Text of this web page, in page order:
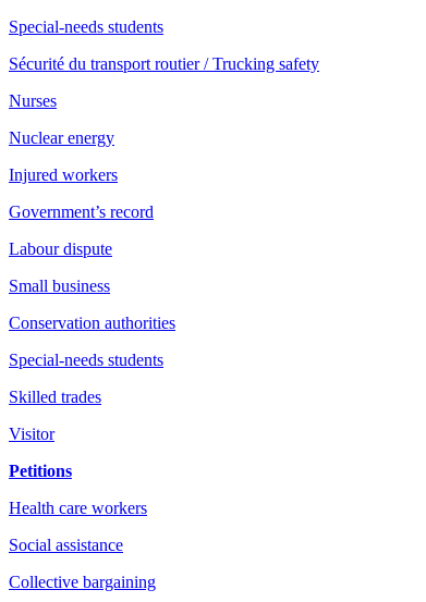
Special-needs students
Sécurité du transport routier / Trucking safety
Nurses
Nuclear energy
Injured workers
Government’s record
Labour dispute
Small business
Conservation authorities
Special-needs students
Skilled trades
Visitor
Petitions
Health care workers
Social assistance
Collective bargaining